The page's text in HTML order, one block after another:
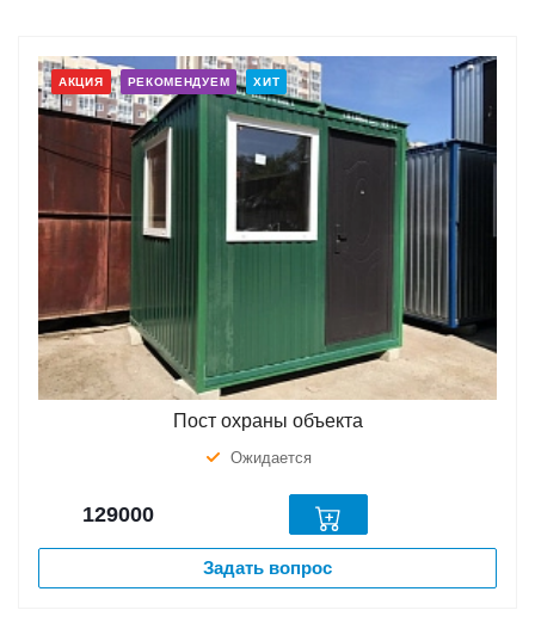
АКЦИЯ РЕКОМЕНДУЕМ ХИТ
Пост охраны объекта
Ожидается
129000
Задать вопрос